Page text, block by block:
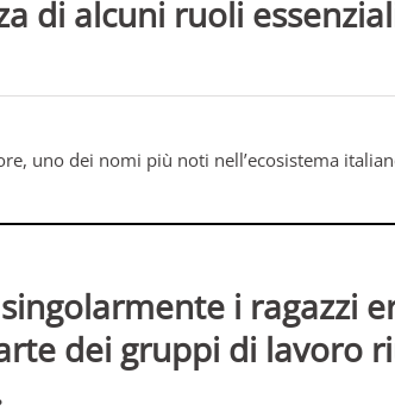
di alcuni ruoli
uno dei nomi più noti nell’ecosistema
singolarmente i ragazzi
dei gruppi di lavoro